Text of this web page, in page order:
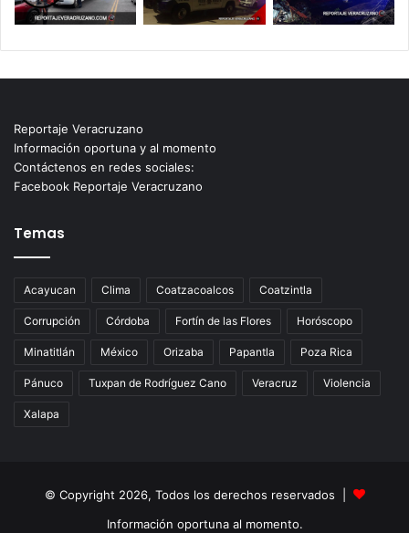
Reportaje Veracruzano
Información oportuna y al momento
Contáctenos en redes sociales:
Facebook Reportaje Veracruzano
Temas
Acayucan Clima Coatzacoalcos Coatzintla
Corrupción Córdoba Fortín de las Flores Horóscopo
Minatitlán México Orizaba Papantla Poza Rica
Pánuco Tuxpan de Rodríguez Cano Veracruz Violencia
Xalapa
© Copyright 2026, Todos los derechos reservados |
Información oportuna al momento.